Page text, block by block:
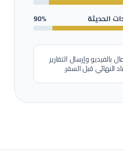
الحديثة
90%
بالفيديو وإرسال التقارير
النهائي قبل السفر.